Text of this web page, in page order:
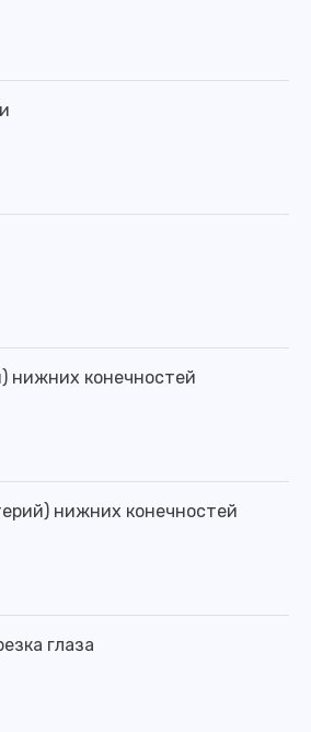
нижних конечностей
нижних конечностей
глаза